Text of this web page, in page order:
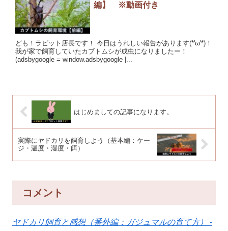
編】 ※動画付き
ども！ラビット店長です！ 今日はうれしい報告があります(*'ω'*)！
我が家で飼育していたカブトムシが成虫になりましたー！
(adsbygoogle = window.adsbygoogle |...
はじめましての記事になります。
実際にヤドカリを飼育しよう（基本編：ケー
ジ・温度・湿度・餌）
コメント
ヤドカリ飼育と感想（番外編：ガジュマルの育て方） -